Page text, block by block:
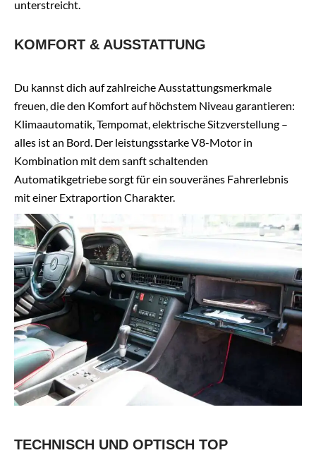
unterstreicht.
KOMFORT & AUSSTATTUNG
Du kannst dich auf zahlreiche Ausstattungsmerkmale
freuen, die den Komfort auf höchstem Niveau garantieren:
Klimaautomatik, Tempomat, elektrische Sitzverstellung –
alles ist an Bord. Der leistungsstarke V8-Motor in
Kombination mit dem sanft schaltenden
Automatikgetriebe sorgt für ein souveränes Fahrerlebnis
mit einer Extraportion Charakter.
TECHNISCH UND OPTISCH TOP